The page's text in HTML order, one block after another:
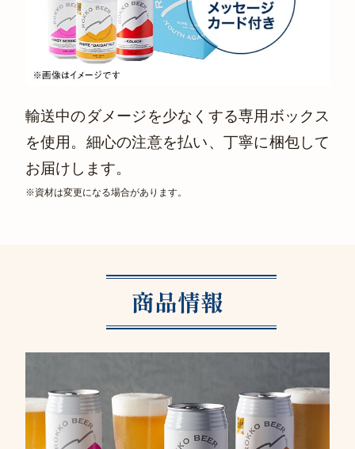
輸送中のダメージを少なくする専用ボックス
を使用。細心の注意を払い、丁寧に梱包して
お届けします。
※資材は変更になる場合があります。
商品情報